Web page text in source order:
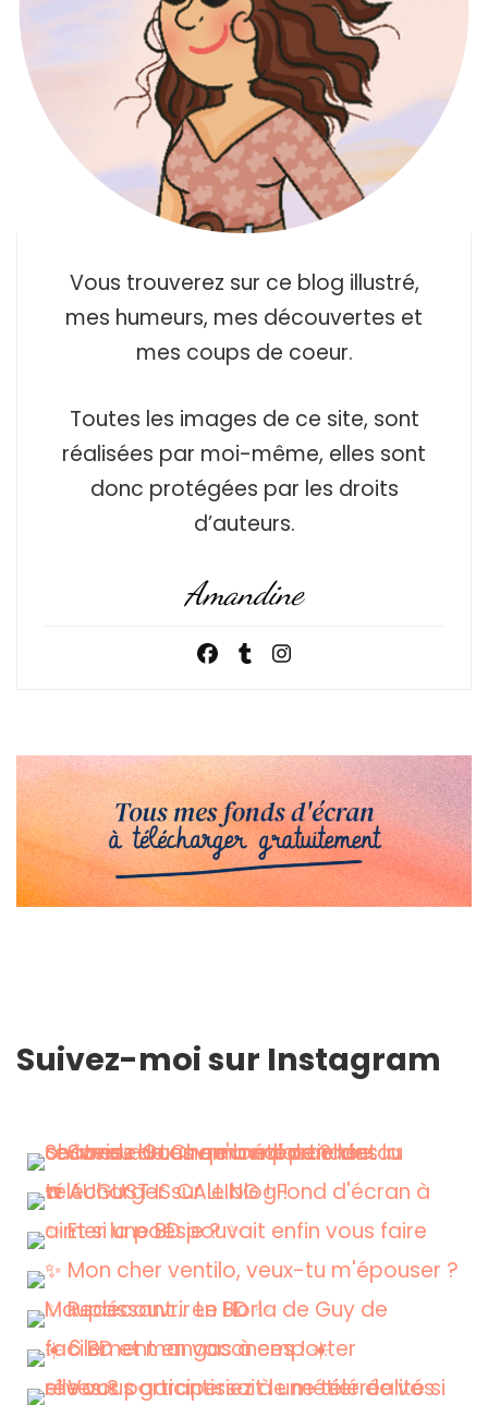
Vous trouverez sur ce blog illustré,
mes humeurs, mes découvertes et
mes coups de coeur.
Toutes les images de ce site, sont
réalisées par moi-même, elles sont
donc protégées par les droits
d’auteurs.
Amandine
Suivez-moi sur Instagram